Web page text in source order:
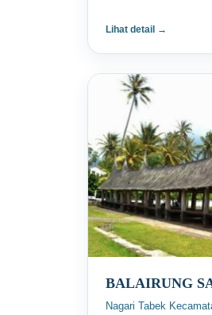
Lihat detail →
BALAIRUNG
Nagari Tabek